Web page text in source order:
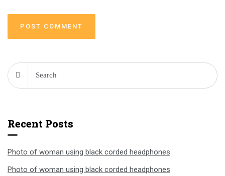
Recent Posts
Photo of woman using black corded headphones
Photo of woman using black corded headphones